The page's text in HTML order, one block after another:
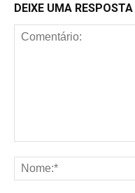
DEIXE UMA RESPOSTA